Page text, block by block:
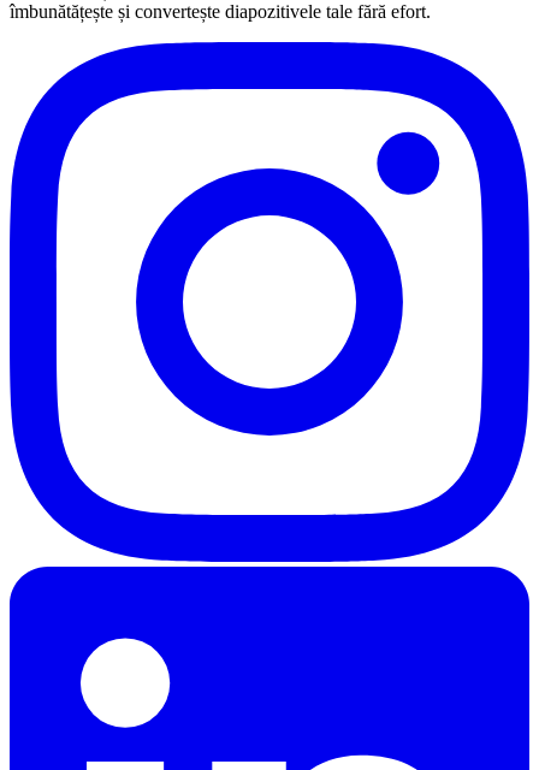
îmbunătățește și convertește diapozitivele tale fără efort.